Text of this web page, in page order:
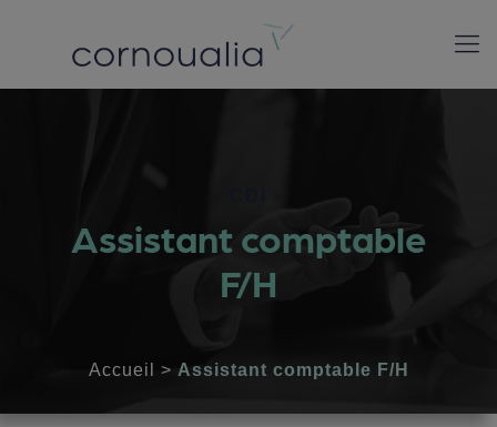
Assistant comptable
F/H
Accueil > Assistant comptable F/H